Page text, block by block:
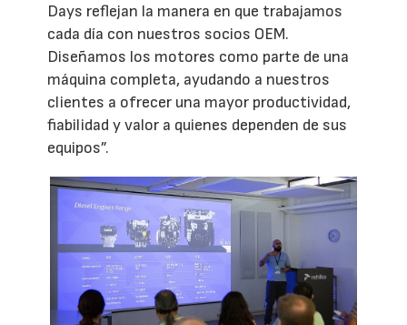
Days reflejan la manera en que trabajamos
cada día con nuestros socios OEM.
Diseñamos los motores como parte de una
máquina completa, ayudando a nuestros
clientes a ofrecer una mayor productividad,
fiabilidad y valor a quienes dependen de sus
equipos”.